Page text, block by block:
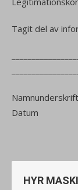
Tagit del av
Datum
HYR